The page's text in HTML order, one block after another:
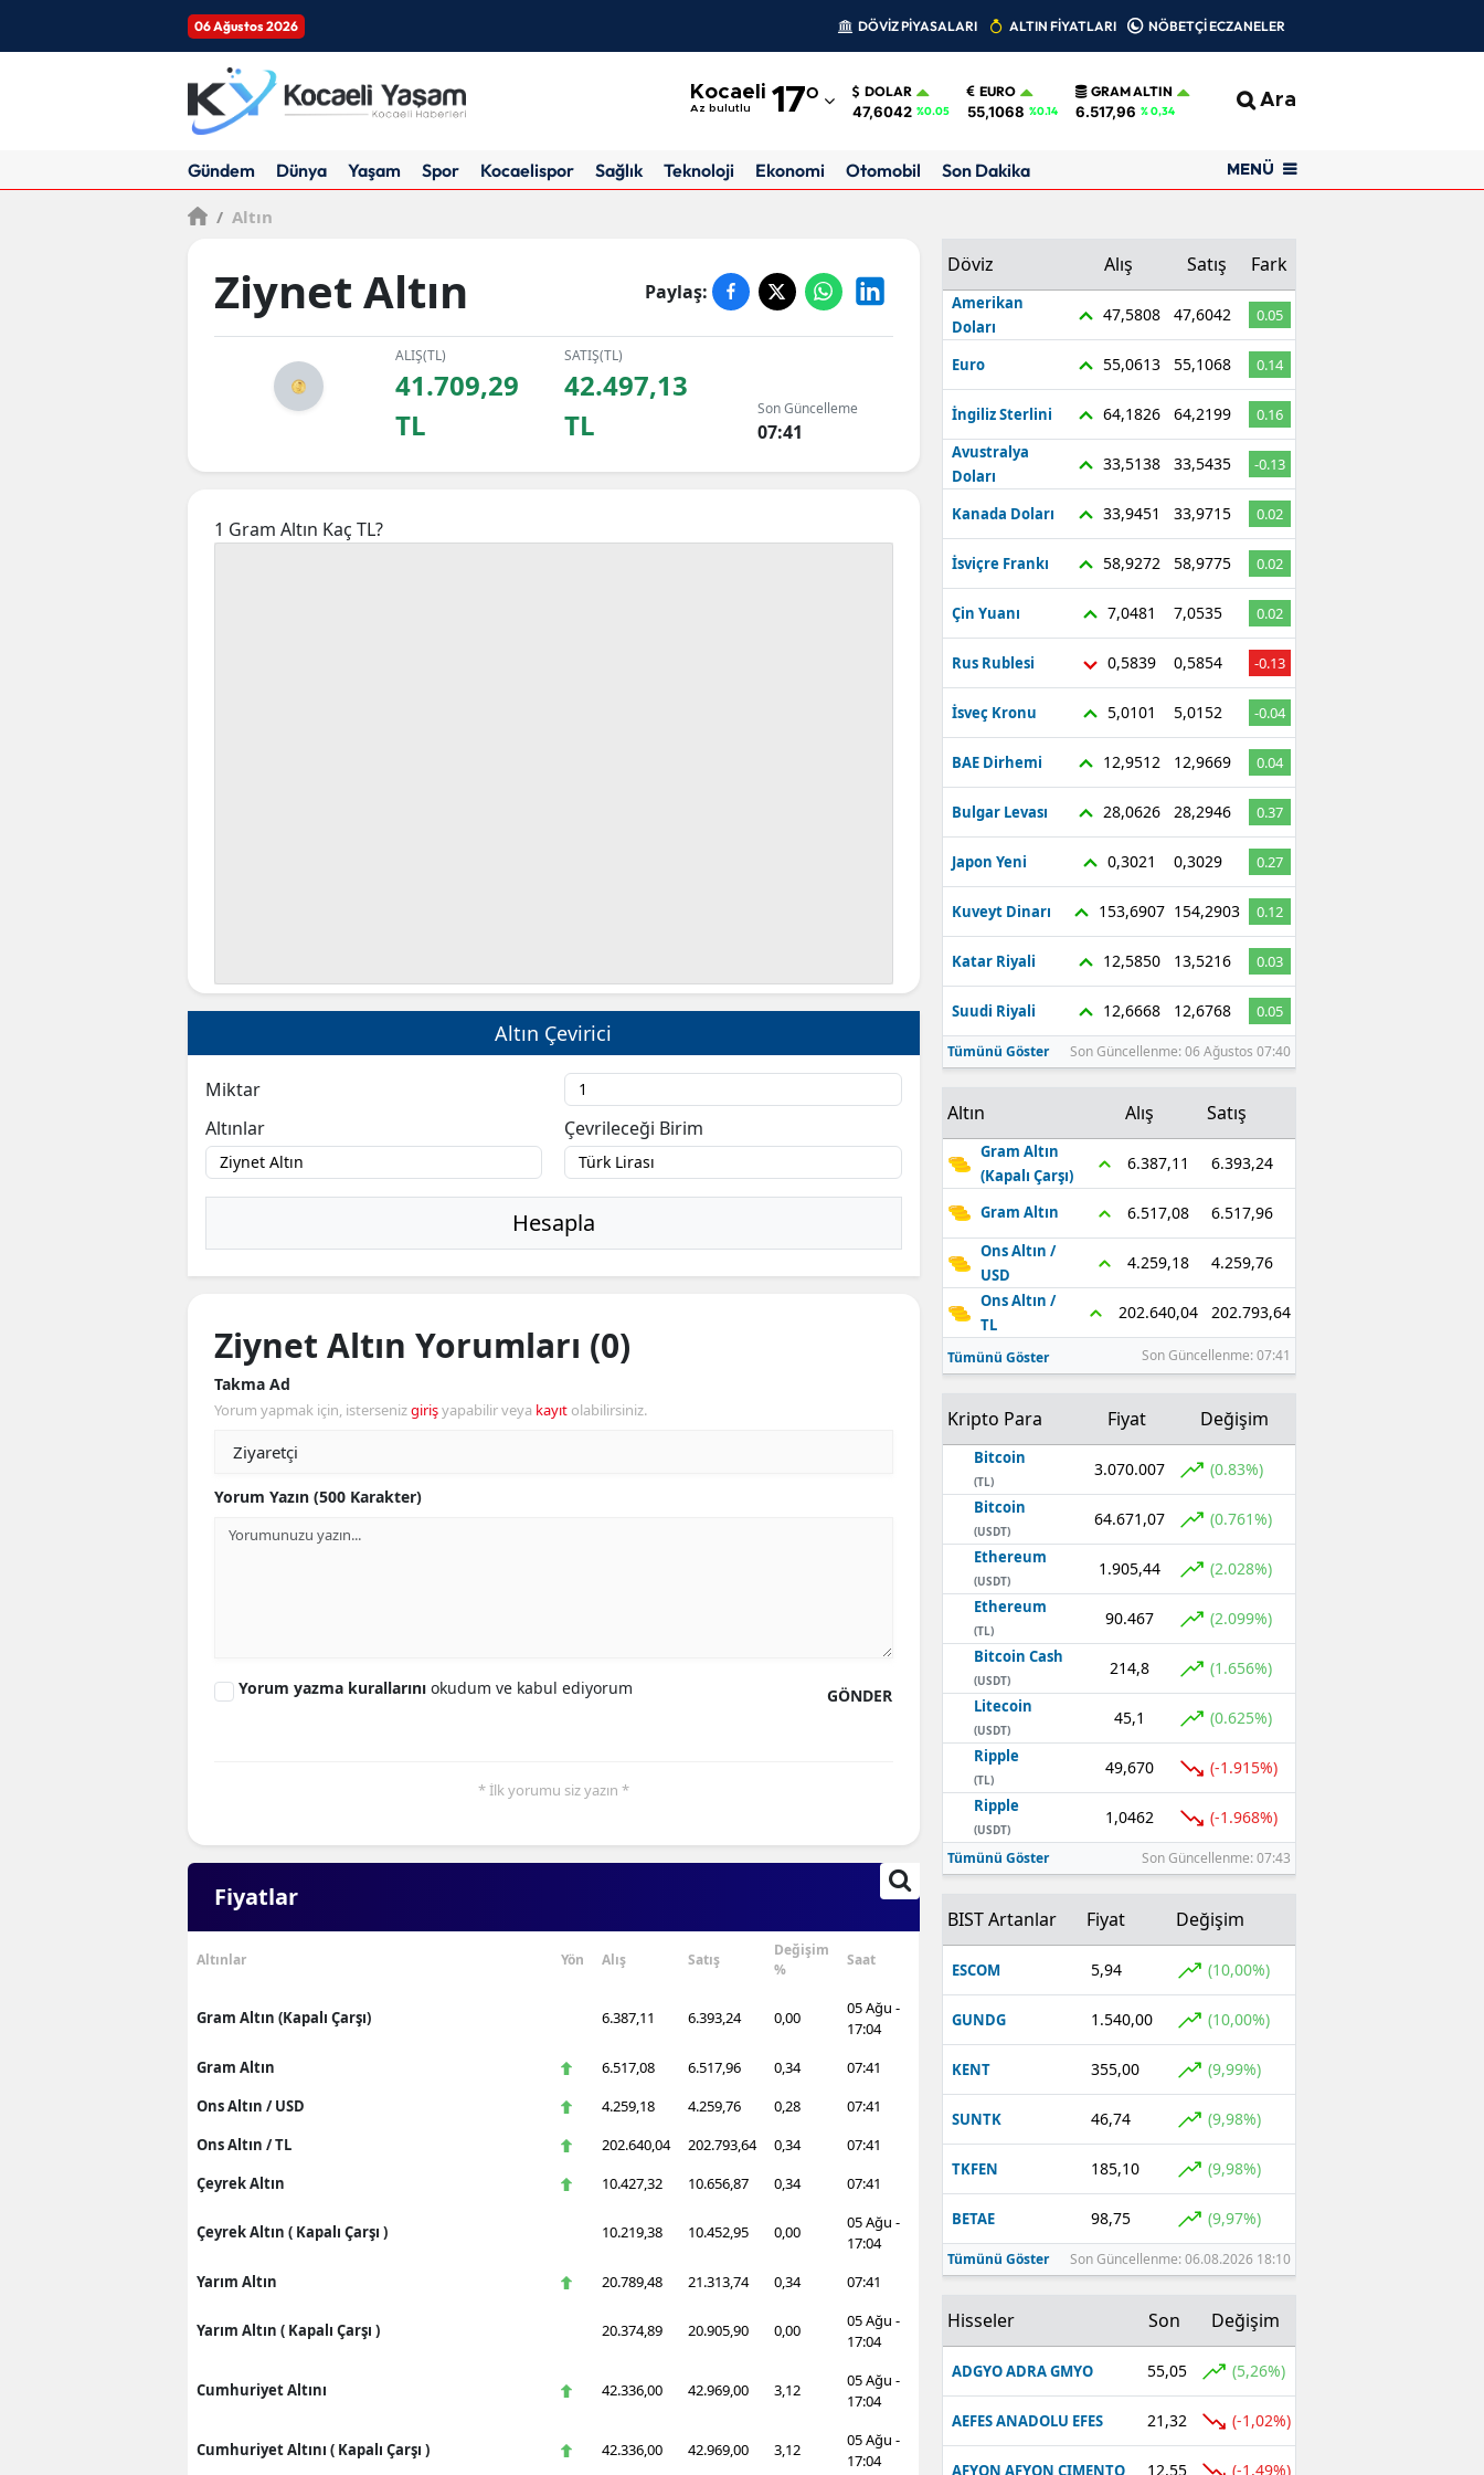
06 Ağustos 2026 DÖVİZ PİYASALARI ALTIN FİYATLARI NÖBETÇİ ECZANELER
Kocaeli
Az bulutlu 17°
Adıyaman
Ankara
Antalya
Balıkesir
Edirne
Elazığ
Erzincan
Erzurum
Eskişehir
Gaziantep
Kütahya
Malatya
Manisa
Kahramanmaraş
Mardin
Muğla
Muş
Nevşehir
Niğde
DOLAR
47,6042 %0.05
EURO
55,1068 %0.14
GRAM ALTIN
6.517,96 % 0,34 Ara
Gündem Dünya Yaşam Spor Kocaelispor Sağlık Teknoloji Ekonomi Otomobil Son Dakika MENÜ
/ Altın
Ziynet Altın Paylaş:
ALIŞ(TL)
41.709,29
TL
SATIŞ(TL)
42.497,13
TL
Son Güncelleme
07:41
1 Gram Altın Kaç TL?
Altın Çevirici
Miktar
Altınlar
Çevrileceği Birim
Hesapla
Ziynet Altın Yorumları (0)
Takma Ad
Yorum yapmak için, istersenizgirişyapabilir veya kayıt olabilirsiniz.
Yorum Yazın (500 Karakter)
GÖNDER
Yorum yazma kurallarını okudum ve kabul ediyorum
* İlk yorumu siz yazın *
Fiyatlar
Altınlar Yön Alış Satış
Değişim
%
Saat
Gram Altın (Kapalı Çarşı) 6.387,11 6.393,24 0,00
05 Ağu -
17:04
Gram Altın
6.517,08 6.517,96 0,34
07:41
Ons Altın / USD
4.259,18 4.259,76 0,28
07:41
Ons Altın / TL
202.640,04 202.793,64 0,34
07:41
Çeyrek Altın
10.427,32 10.656,87 0,34 07:41
Çeyrek Altın ( Kapalı Çarşı ) 10.219,38 10.452,95 0,00
05 Ağu -
17:04
Yarım Altın
20.789,48 21.313,74 0,34 07:41
Yarım Altın ( Kapalı Çarşı ) 20.374,89 20.905,90 0,00
05 Ağu -
17:04
Cumhuriyet Altını 42.336,00 42.969,00 3,12
05 Ağu -
17:04
Cumhuriyet Altını ( Kapalı Çarşı ) 42.336,00 42.969,00 3,12
05 Ağu -
17:04
Döviz Alış Satış Fark
Amerikan
Doları
47,5808 47,6042 0.05
Euro 55,0613 55,1068 0.14
İngiliz Sterlini 64,1826 64,2199
0.16
Avustralya
Doları
33,5138 33,5435 -0.13
Kanada Doları 33,9451 33,9715 0.02
İsviçre Frankı 58,9272 58,9775 0.02
Çin Yuanı 7,0481 7,0535 0.02
Rus Rublesi 0,5839 0,5854 -0.13
İsveç Kronu 5,0101 5,0152 -0.04
BAE Dirhemi 12,9512 12,9669 0.04
Bulgar Levası 28,0626 28,2946 0.37
Japon Yeni 0,3021 0,3029 0.27
Kuveyt Dinarı 153,6907 154,2903 0.12
Katar Riyali 12,5850 13,5216 0.03
Suudi Riyali 12,6668 12,6768 0.05
Tümünü Göster Son Güncellenme: 06 Ağustos 07:40
Altın Alış Satış
Gram Altın
(Kapalı Çarşı)
6.387,11 6.393,24
Gram Altın 6.517,08 6.517,96
Ons Altın /
USD
4.259,18 4.259,76
Ons Altın /
TL
202.640,04 202.793,64
Tümünü Göster Son Güncellenme: 07:41
Kripto Para Fiyat Değişim
Bitcoin
(TL)
3.070.007 (0.83%)
Bitcoin
(USDT)
64.671,07 (0.761%)
Ethereum
(USDT)
1.905,44 (2.028%)
Ethereum
(TL)
90.467 (2.099%)
Bitcoin Cash
(USDT)
214,8 (1.656%)
Litecoin
(USDT)
45,1 (0.625%)
Ripple
(TL)
49,670 (-1.915%)
Ripple
(USDT)
1,0462 (-1.968%)
Tümünü Göster Son Güncellenme: 07:43
BIST Artanlar Fiyat Değişim
ESCOM 5,94 (10,00%)
GUNDG 1.540,00 (10,00%)
KENT 355,00 (9,99%)
SUNTK 46,74 (9,98%)
TKFEN 185,10 (9,98%)
BETAE 98,75 (9,97%)
Tümünü Göster Son Güncellenme: 06.08.2026 18:10
Hisseler Son Değişim
ADGYO ADRA GMYO 55,05 (5,26%)
AEFES ANADOLU EFES 21,32 (-1,02%)
AFYON AFYON CIMENTO 12,55 (-1,49%)